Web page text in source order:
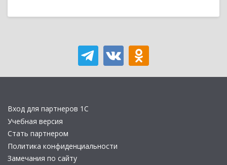
Вход для партнеров 1С
Учебная версия
Стать партнером
Политика конфиденциальности
Замечания по сайту